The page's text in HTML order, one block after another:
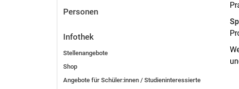
Personen
Infothek
Stellenangebote
Shop
Angebote für Schüler:innen / Studieninteressierte